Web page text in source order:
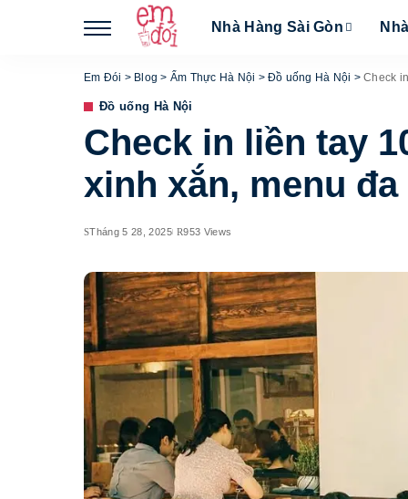
Nhà Hàng Sài Gòn
Em Đói > Blog > Ẩm Thực Hà Nội > Đồ uống Hà Nội >Check
Đồ uống Hà Nội
Check in liền tay
xinh xắn, menu đa
Tháng 5 28, 2025 953 Views